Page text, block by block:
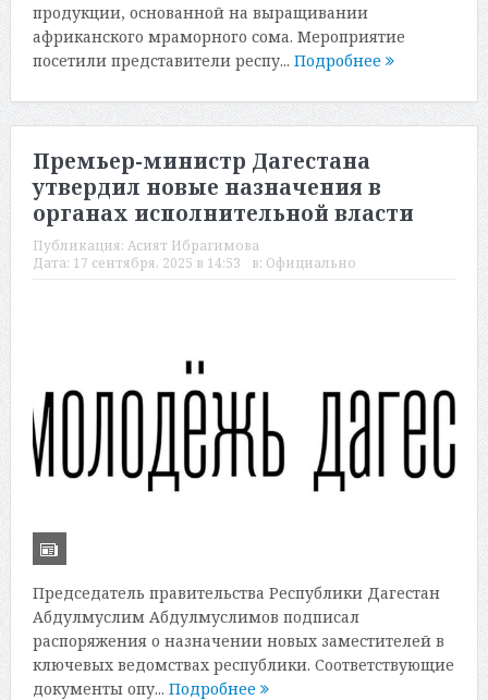
продукции, основанной на выращивании
африканского мраморного сома. Мероприятие
посетили представители респу... Подробнее
Премьер-министр Дагестана
утвердил новые назначения в
органах исполнительной власти
Публикация: Асият Ибрагимова
Дата: 17 сентября, 2025 в 14:53 в: Официально
Председатель правительства Республики Дагестан
Абдулмуслим Абдулмуслимов подписал
распоряжения о назначении новых заместителей в
ключевых ведомствах республики. Соответствующие
документы опу... Подробнее